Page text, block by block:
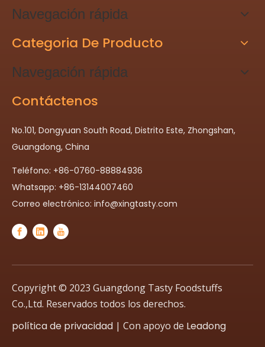
Navegación rápida
Categoria De Producto
Navegación rápida
Contáctenos
No.101, Dongyuan South Road, Distrito Este, Zhongshan,
Guangdong, China
Teléfono: +86-0760-88884936
Whatsapp: +86-13144007460
Correo electrónico: info@xingtasty.com
Copyright © 2023 Guangdong Tasty Foodstuffs
Co.,Ltd. Reservados todos los derechos.
política de privacidad | Con apoyo de Leadong